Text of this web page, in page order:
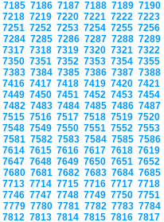
7185 7186 7187 7188 7189 7190
7218 7219 7220 7221 7222 7223
7251 7252 7253 7254 7255 7256
7284 7285 7286 7287 7288 7289
7317 7318 7319 7320 7321 7322
7350 7351 7352 7353 7354 7355
7383 7384 7385 7386 7387 7388
7416 7417 7418 7419 7420 7421
7449 7450 7451 7452 7453 7454
7482 7483 7484 7485 7486 7487
7515 7516 7517 7518 7519 7520
7548 7549 7550 7551 7552 7553
7581 7582 7583 7584 7585 7586
7614 7615 7616 7617 7618 7619
7647 7648 7649 7650 7651 7652
7680 7681 7682 7683 7684 7685
7713 7714 7715 7716 7717 7718
7746 7747 7748 7749 7750 7751
7779 7780 7781 7782 7783 7784
7812 7813 7814 7815 7816 7817